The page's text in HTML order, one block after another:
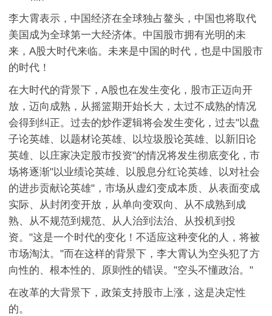
李大霄表示，中国经济在全球独占鳌头，中国也将取代
美国成为全球第一大经济体。中国股市拥有光明的未
来，A股大时代来临。未来是中国的时代，也是中国股市
的时代！
在大时代的背景下，A股也在发生变化，股市正迈向开
放，迈向成熟，从摇篮期开始长大，太过不成熟的情况
会得到纠正。过去的炒作逻辑将会发生变化，过去"以盘
子论英雄、以题材论英雄、以垃圾股论英雄、以新旧论
英雄、以庄家决定股市投资"的情况将发生彻底变化，市
场将逐渐"以业绩论英雄、以股息分红论英雄、以对社会
的进步贡献论英雄"，市场从虚幻变成本质、从表面变成
实际、从封闭变开放，从单向变双向、从不成熟到成
熟、从不规范到规范、从人治到法治、从投机到投
资。"这是一个时代的变化！不适应这种变化的人，将被
市场淘汰。"而在这样的背景下，李大霄认为空头犯了方
向性的、根本性的、原则性的错误。"空头不懂政治。"
在改革的大背景下，政策支持股市上涨，这是决定性
的。